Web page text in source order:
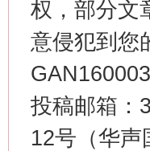
权，部分文
意侵犯到您
投稿邮箱：
12号（华